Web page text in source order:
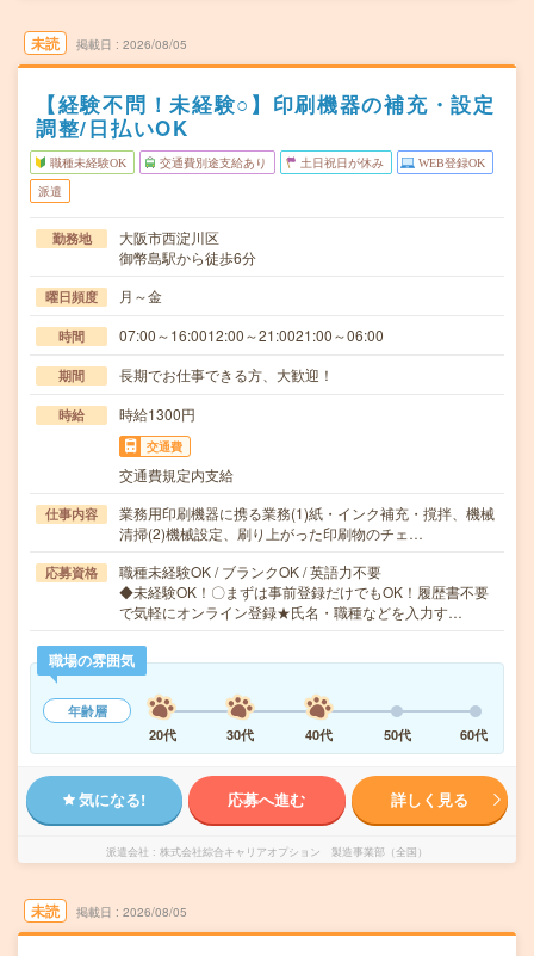
未読 掲載日 2026/08/05
【経験不問！未経験○】印刷機器の補充・設定
調整/日払いOK
職種未経験OK 交通費別途支給あり 土日祝日が休み WEB登録OK
派遣
勤務地
大阪市西淀川区
御幣島駅から徒歩6分
曜日頻度 月～金
時間 07:00～16:0012:00～21:0021:00～06:00
期間 長期でお仕事できる方、大歓迎！
時給 時給1300円
交通費
交通費規定内支給
仕事内容
業務用印刷機器に携る業務(1)紙・インク補充・撹拌、機械
清掃(2)機械設定、刷り上がった印刷物のチェ…
応募資格
職種未経験OK / ブランクOK / 英語力不要
◆未経験OK！〇まずは事前登録だけでもOK！履歴書不要
で気軽にオンライン登録★氏名・職種などを入力す…
職場の雰囲気
年齢層
20代
30代 40代 50代 60代
気になる! 応募へ進む 詳しく見る
派遣会社 株式会社綜合キャリアオプション 製造事業部（全国）
未読 掲載日 2026/08/05